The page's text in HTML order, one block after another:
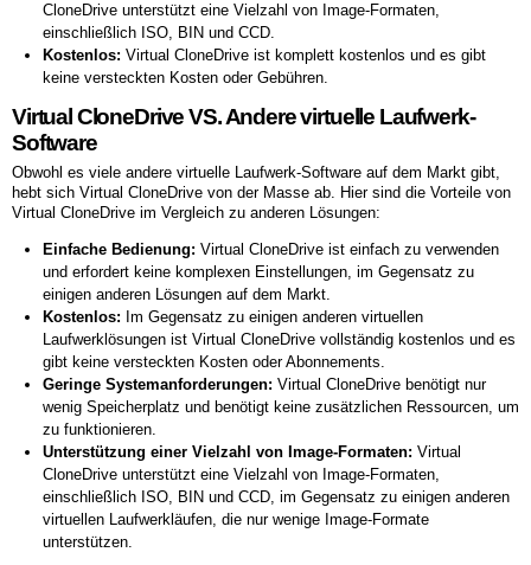
CloneDrive unterstützt eine Vielzahl von Image-Formaten,
einschließlich ISO, BIN und CCD.
Kostenlos: Virtual CloneDrive ist komplett kostenlos und es gibt
keine versteckten Kosten oder Gebühren.
Virtual CloneDrive VS. Andere virtuelle Laufwerk-
Software
Obwohl es viele andere virtuelle Laufwerk-Software auf dem Markt gibt,
hebt sich Virtual CloneDrive von der Masse ab. Hier sind die Vorteile von
Virtual CloneDrive im Vergleich zu anderen Lösungen:
Einfache Bedienung: Virtual CloneDrive ist einfach zu verwenden
und erfordert keine komplexen Einstellungen, im Gegensatz zu
einigen anderen Lösungen auf dem Markt.
Kostenlos: Im Gegensatz zu einigen anderen virtuellen
Laufwerklösungen ist Virtual CloneDrive vollständig kostenlos und es
gibt keine versteckten Kosten oder Abonnements.
Geringe Systemanforderungen: Virtual CloneDrive benötigt nur
wenig Speicherplatz und benötigt keine zusätzlichen Ressourcen, um
zu funktionieren.
Unterstützung einer Vielzahl von Image-Formaten: Virtual
CloneDrive unterstützt eine Vielzahl von Image-Formaten,
einschließlich ISO, BIN und CCD, im Gegensatz zu einigen anderen
virtuellen Laufwerkläufen, die nur wenige Image-Formate
unterstützen.